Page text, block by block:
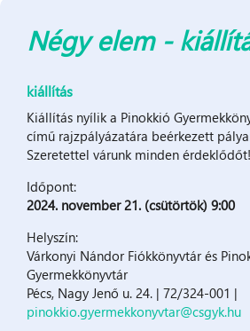
Négy elem -
kiállítás
Kiállítás nyílik a Pinokkió
című rajzpályázatára beérkezett
Szeretettel várunk minden érdeklődőt!
Időpont:
2024. november 21. (csütörtök) 9:00
Helyszín:
Várkonyi Nándor Fiókkönyvtár és
Gyermekkönyvtár
Pécs, Nagy Jenő u. 24. | 72/324-001 |
pinokkio.gyermekkonyvtar@csgyk.hu